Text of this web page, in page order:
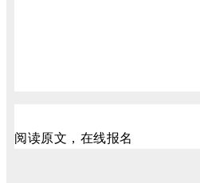
阅读原文，在线报名